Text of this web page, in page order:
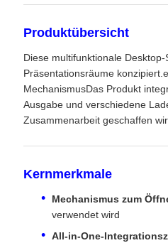
Produktübersicht
Diese multifunktionale
Präsentationsräume
MechanismusDas Produkt
Ausgabe und verschiedene
Zusammenarbeit geschaffen
Kernmerkmale
Mechanismus zum
verwendet wird
All-in-One-